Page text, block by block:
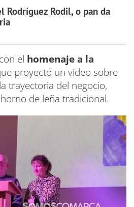
Rodríguez Rodil, o pan da
el homenaje a la
proyectó un video sobre
trayectoria del negocio,
de leña tradicional.